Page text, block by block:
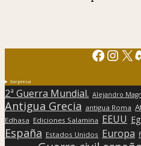
X
Sorpresa
2ª Guerra Mundial. Alejandro
Antigua Grecia antigua Roma
Edhasa Ediciones Salamina EEUU
España Estados Unidos Europa